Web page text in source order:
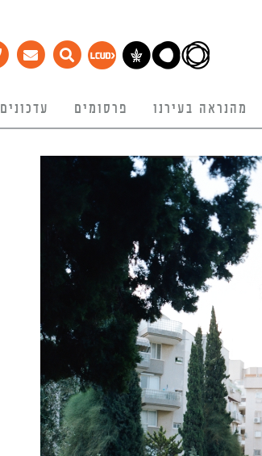
מהנראה בעירנו פרסומים עדכונים